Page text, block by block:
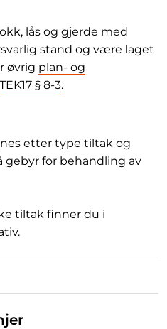
lås og gjerde med
stand og være laget
øvrig plan- og
TEK17 § 8-3.
etter type tiltak og
gebyr for behandling av
tiltak finner du i